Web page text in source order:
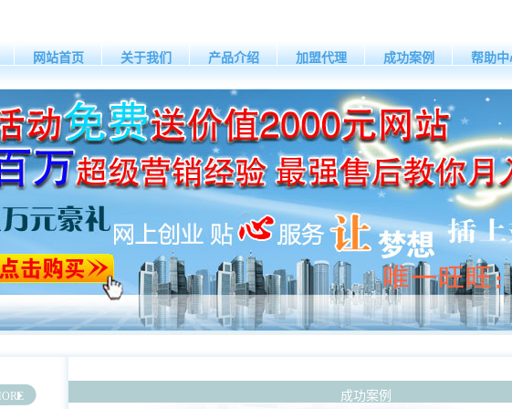
网站首页 关于我们 产品介绍 加盟代理 成功案例 帮助中
成功案例